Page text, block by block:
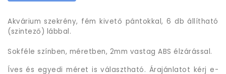
Akvárium szekrény, fém kivető pántokkal, 6 db állítható
(szintező) lábbal.
Sokféle színben, méretben, 2mm vastag ABS élzárással.
Íves és egyedi méret is választható. Árajánlatot kérj e-